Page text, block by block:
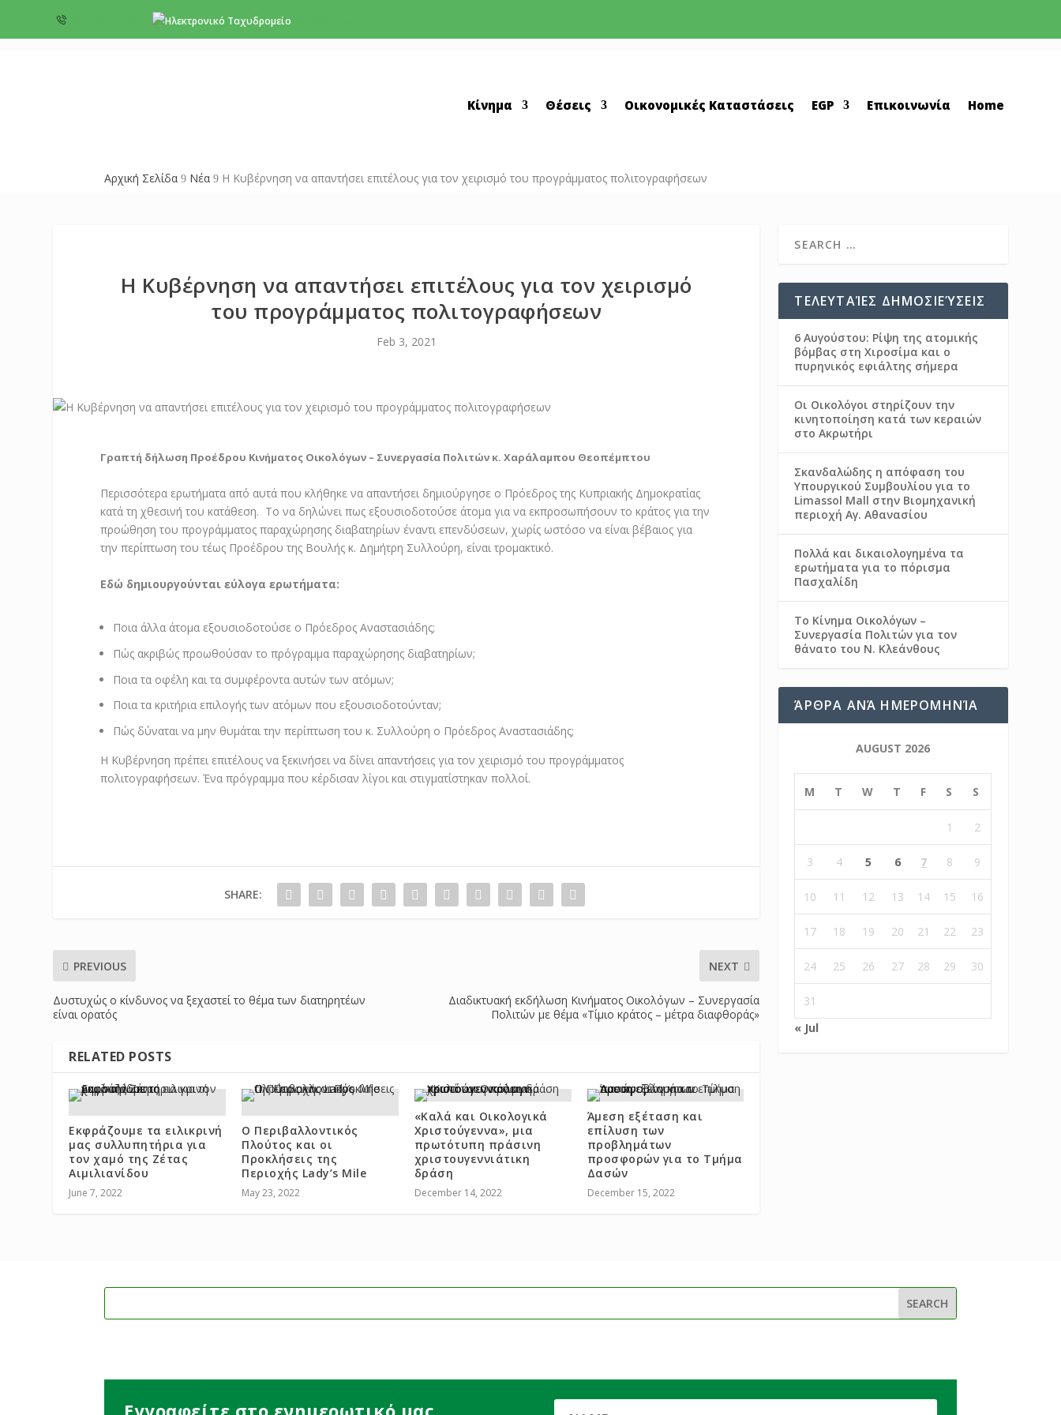
Κίνημα Θέσεις Οικονομικές Καταστάσεις EGP Επικοινωνία Home
Αρχική Σελίδα 9 Νέα 9 Η Κυβέρνηση να απαντήσει επιτέλους για τον χειρισμό του προγράμματος πολιτογραφήσεων
Η Κυβέρνηση να απαντήσει επιτέλους για τον χειρισμό
του προγράμματος πολιτογραφήσεων
Feb 3, 2021
Γραπτή δήλωση Προέδρου Κινήματος Οικολόγων – Συνεργασία Πολιτών κ. Χαράλαμπου Θεοπέμπτου
Περισσότερα ερωτήματα από αυτά που κλήθηκε να απαντήσει δημιούργησε ο Πρόεδρος της Κυπριακής Δημοκρατίας
κατά τη χθεσινή του κατάθεση. Το να δηλώνει πως εξουσιοδοτούσε άτομα για να εκπροσωπήσουν το κράτος για την
προώθηση του προγράμματος παραχώρησης διαβατηρίων έναντι επενδύσεων, χωρίς ωστόσο να είναι βέβαιος για
την περίπτωση του τέως Προέδρου της Βουλής κ. Δημήτρη Συλλούρη, είναι τρομακτικό.
Εδώ δημιουργούνται εύλογα ερωτήματα:
Ποια άλλα άτομα εξουσιοδοτούσε ο Πρόεδρος Αναστασιάδης;
Πώς ακριβώς προωθούσαν το πρόγραμμα παραχώρησης διαβατηρίων;
Ποια τα οφέλη και τα συμφέροντα αυτών των ατόμων;
Ποια τα κριτήρια επιλογής των ατόμων που εξουσιοδοτούνταν;
Πώς δύναται να μην θυμάται την περίπτωση του κ. Συλλούρη ο Πρόεδρος Αναστασιάδης;
Η Κυβέρνηση πρέπει επιτέλους να ξεκινήσει να δίνει απαντήσεις για τον χειρισμό του προγράμματος
πολιτογραφήσεων. Ένα πρόγραμμα που κέρδισαν λίγοι και στιγματίστηκαν πολλοί.
SHARE:
PREVIOUS
Δυστυχώς ο κίνδυνος να ξεχαστεί το θέμα των διατηρητέων
είναι ορατός
NEXT
Διαδικτυακή εκδήλωση Κινήματος Οικολόγων – Συνεργασία
Πολιτών με θέμα «Τίμιο κράτος – μέτρα διαφθοράς»
RELATED POSTS
Εκφράζουμε τα ειλικρινή
μας συλλυπητήρια για
τον χαμό της Ζέτας
Αιμιλιανίδου
June 7, 2022
Ο Περιβαλλοντικός
Πλούτος και οι
Προκλήσεις της
Περιοχής Lady’s Mile
May 23, 2022
«Καλά και Οικολογικά
Χριστούγεννα», μια
πρωτότυπη πράσινη
χριστουγεννιάτικη
δράση
December 14, 2022
Άμεση εξέταση και
επίλυση των
προβλημάτων
προσφορών για το Τμήμα
Δασών
December 15, 2022
ΤΕΛΕΥΤΑΊΕΣ ΔΗΜΟΣΙΕΎΣΕΙΣ
6 Αυγούστου: Ρίψη της ατομικής
βόμβας στη Χιροσίμα και ο
πυρηνικός εφιάλτης σήμερα
Οι Οικολόγοι στηρίζουν την
κινητοποίηση κατά των κεραιών
στο Ακρωτήρι
Σκανδαλώδης η απόφαση του
Υπουργικού Συμβουλίου για το
Limassol Mall στην Βιομηχανική
περιοχή Αγ. Αθανασίου
Πολλά και δικαιολογημένα τα
ερωτήματα για το πόρισμα
Πασχαλίδη
Το Κίνημα Οικολόγων –
Συνεργασία Πολιτών για τον
θάνατο του Ν. Κλεάνθους
ΆΡΘΡΑ ΑΝΆ ΗΜΕΡΟΜΗΝΊΑ
AUGUST 2026
M T W T F S S
1 2
3 4 5 6 7 8 9
10 11 12 13 14 15 16
17 18 19 20 21 22 23
24 25 26 27 28 29 30
31
« Jul
Εγγραφείτε στο ενημερωτικό μας